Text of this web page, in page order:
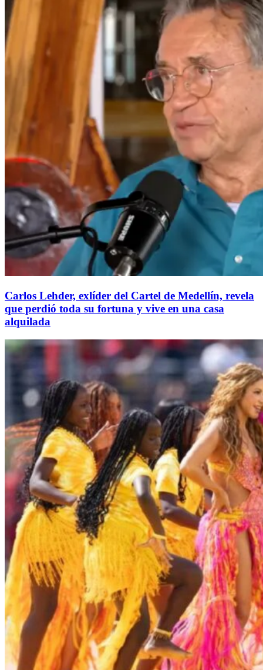
Carlos Lehder, exlíder del Cartel de Medellín, revela
que perdió toda su fortuna y vive en una casa
alquilada